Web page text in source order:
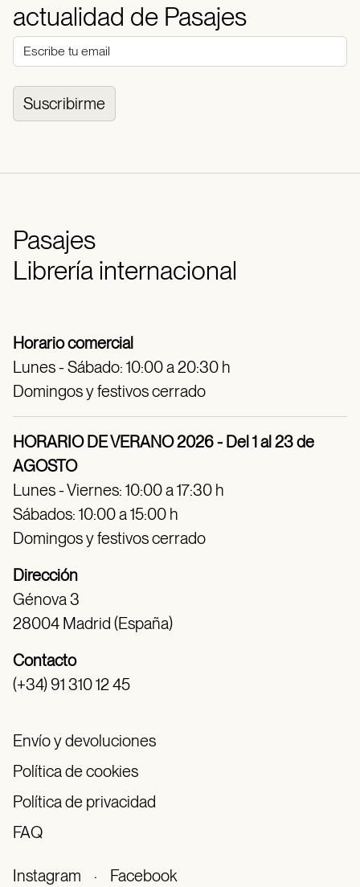
actualidad de Pasajes
Suscribirme
Pasajes
Librería internacional
Horario comercial
Lunes - Sábado: 10:00 a 20:30 h
Domingos y festivos cerrado
HORARIO DE VERANO 2026 - Del 1 al 23 de
AGOSTO
Lunes - Viernes: 10:00 a 17:30 h
Sábados: 10:00 a 15:00 h
Domingos y festivos cerrado
Dirección
Génova 3
28004 Madrid (España)
Contacto
(+34) 91 310 12 45
Envío y devoluciones
Política de cookies
Política de privacidad
FAQ
Instagram · Facebook